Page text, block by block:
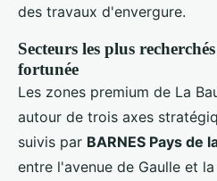
des travaux d'envergure.
Secteurs les plus
fortunée
Les zones premium de La
autour de trois axes
suivis par BARNES Pays de
entre l'avenue de Gaulle et